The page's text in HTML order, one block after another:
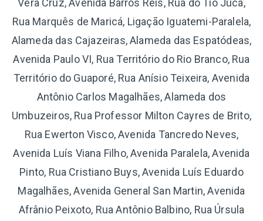
Rua Marquês de Maricá, Ligação Iguatemi-Paralela,
Alameda das Cajazeiras, Alameda das Espatódeas,
Avenida Paulo VI, Rua Território do Rio Branco, Rua
Território do Guaporé, Rua Anísio Teixeira, Avenida
Antônio Carlos Magalhães, Alameda dos
Umbuzeiros, Rua Professor Milton Cayres de Brito,
Rua Ewerton Visco, Avenida Tancredo Neves,
Avenida Luís Viana Filho, Avenida Paralela, Avenida
Pinto, Rua Cristiano Buys, Avenida Luís Eduardo
Magalhães, Avenida General San Martin, Avenida
Afrânio Peixoto, Rua Antônio Balbino, Rua Úrsula